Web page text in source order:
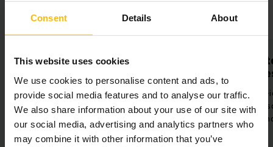
Consent Details About
This website uses cookies
We use cookies to personalise content and ads, to
provide social media features and to analyse our traffic.
We also share information about your use of our site with
our social media, advertising and analytics partners who
may combine it with other information that you’ve
voor een
de werking
milieuprestaties
Krachtige lithium-ion technologie
met lange levensduur en weinig
onderhoud.